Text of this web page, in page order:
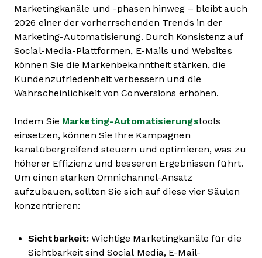
Marketingkanäle und -phasen hinweg – bleibt auch
2026 einer der vorherrschenden Trends in der
Marketing-Automatisierung. Durch Konsistenz auf
Social-Media-Plattformen, E-Mails und Websites
können Sie die Markenbekanntheit stärken, die
Kundenzufriedenheit verbessern und die
Wahrscheinlichkeit von Conversions erhöhen.
Indem Sie Marketing-Automatisierungstools
einsetzen, können Sie Ihre Kampagnen
kanalübergreifend steuern und optimieren, was zu
höherer Effizienz und besseren Ergebnissen führt.
Um einen starken Omnichannel-Ansatz
aufzubauen, sollten Sie sich auf diese vier Säulen
konzentrieren:
Sichtbarkeit: Wichtige Marketingkanäle für die
Sichtbarkeit sind Social Media, E-Mail-